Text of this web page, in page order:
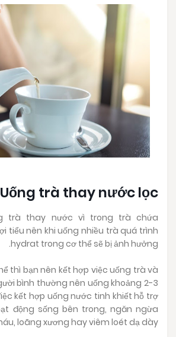
Uống trà thay nước lọc
trà thay nước vì trong trà chứa
tiểu nên khi uống nhiều trà quá trình
hydrat trong cơ thể sẽ bị ảnh hưởng.
thì bạn nên kết hợp việc uống trà và
bình thường nên uống khoảng 2-3
kết hợp uống nước tinh khiết hỗ trợ
động sống bên trong, ngăn ngừa
loãng xương hay viêm loét dạ dày.